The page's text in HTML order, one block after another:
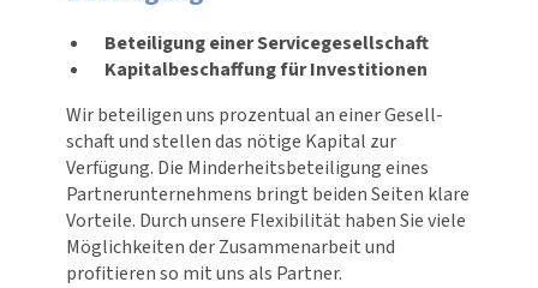
Beteiligung einer Servicegesellschaft
Kapitalbeschaffung für Investitionen
Wir beteiligen uns prozentual an einer Gesell­
schaft und stellen das nötige Kapital zur
Verfügung. Die Minder­heits­be­tei­li­gung eines
Part­ner­un­ter­neh­mens bringt beiden Seiten klare
Vorteile. Durch unsere Flexi­bi­lität haben Sie viele
Möglich­keiten der Zusam­men­ar­beit und
profitieren so mit uns als Partner.